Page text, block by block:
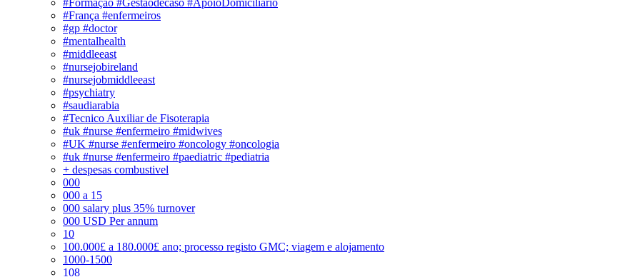
#França #enfermeiros
#gp #doctor
#mentalhealth
#middleeast
#nursejobireland
#nursejobmiddleeast
#psychiatry
#saudiarabia
#Tecnico Auxiliar de Fisoterapia
#uk #nurse #enfermeiro #midwives
#UK #nurse #enfermeiro #oncology #oncologia
#uk #nurse #enfermeiro #paediatric #pediatria
+ despesas combustivel
000
000 a 15
000 salary plus 35% turnover
000 USD Per annum
10
100.000£ a 180.000£ ano; processo registo GMC; viagem e alojamento
1000-1500
108